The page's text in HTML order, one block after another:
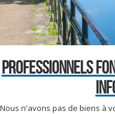
PROFESSIONNELS
Nous n'avons pas de biens à